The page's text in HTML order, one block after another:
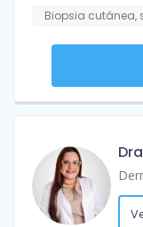
Biopsia